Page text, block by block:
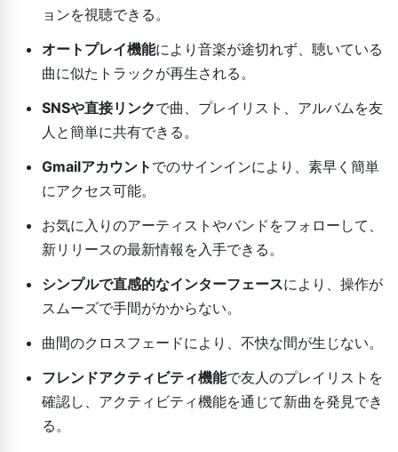
ョンを視聴できる。
オートプレイ機能により音楽が途切れず、聴いている
曲に似たトラックが再生される。
SNSや直接リンクで曲、プレイリスト、アルバムを友
人と簡単に共有できる。
Gmailアカウント でのサインインにより、素早く簡単
にアクセス可能。
お気に入りのアーティストやバンドをフォローして、
新リリースの最新情報を入手できる。
シンプルで直感的なインターフェースにより、操作が
スムーズで手間がかからない。
曲間のクロスフェードにより、不快な間が生じない。
フレンドアクティビティ機能で友人のプレイリストを
確認し、アクティビティ機能を通じて新曲を発見でき
る。